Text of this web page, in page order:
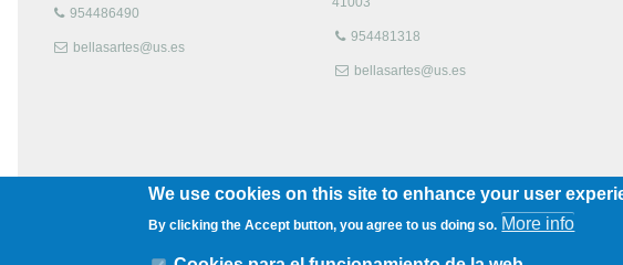
954486490
bellasartes@us.es
954481318
bellasartes@us.es
We use cookies on this site to enhance your user
By clicking the Accept button, you agree to us doing so. More info